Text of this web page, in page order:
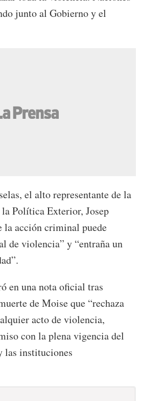
junto al Gobierno y el
el alto representante de la
Política Exterior, Josep
acción criminal puede
de violencia” y “entraña un
en una nota oficial tras
de Moise que “rechaza
acto de violencia,
con la plena vigencia del
las instituciones